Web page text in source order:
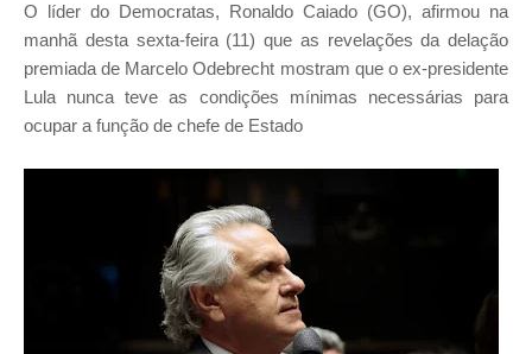
O líder do Democratas, Ronaldo Caiado (GO), afirmou na
manhã desta sexta-feira (11) que as revelações da delação
premiada de Marcelo Odebrecht mostram que o ex-presidente
Lula nunca teve as condições mínimas necessárias para
ocupar a função de chefe de Estado